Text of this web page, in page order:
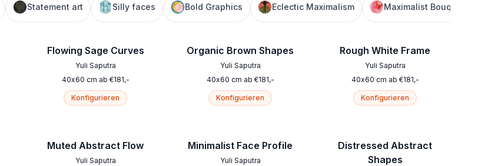
Statement art Silly faces Bold Graphics Eclectic Maximalism Maximalist Bouquet
Flowing Sage Curves
Yuli Saputra
40x60 cm ab €181,-
Konfigurieren
Muted Abstract Flow
Yuli Saputra
Organic Brown Shapes
Yuli Saputra
40x60 cm ab €181,-
Konfigurieren
Minimalist Face Profile
Yuli Saputra
Rough White Frame
Yuli Saputra
40x60 cm ab €181,-
Konfigurieren
Distressed Abstract
Shapes